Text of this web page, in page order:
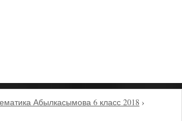
Абылкасымова 6 класс 2018 ›